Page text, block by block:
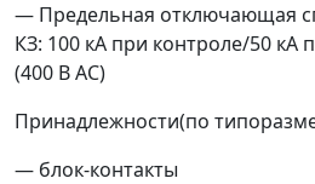
— Предельная отключающая
КЗ: 100 кА при контроле/50 кА
(400 В AC)
Принадлежности(по
— блок-контакты